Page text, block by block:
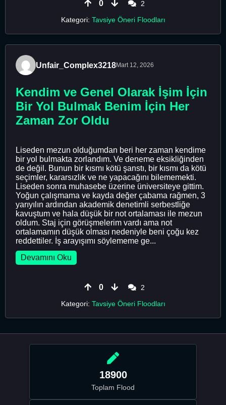
0
2
Kategori: Tavsiye Öneri Floodları
Unfair_Complex3218Mart 12, 2026
Kendim ve Genel Olarak İşim İçin
Bir Yol Bulmak Benim İçin Her
Zaman Zor Oldu
Liseden mezun olduğumdan beri her zaman kendime
bir yol bulmakta zorlandım. Ve deneme eksikliğinden
de değil. Bunun bir kısmı kötü şanstı, bir kısmı da kötü
seçimler, kararsızlık ve ne yapacağını bilememekti.
Liseden sonra muhasebe üzerine üniversiteye gittim.
Yoğun çalışmama ve kayda değer çabama rağmen, 3
yarıyılın ardından akademik denetimli serbestliğe
kavuştum ve hala düşük bir not ortalaması ile mezun
oldum. Staj için görüşmelerim vardı ama not
ortalamamın düşük olması nedeniyle beni çoğu kez
reddettiler. İş arayışımı söylememe ge...
Devamını Oku
0
2
Kategori: Tavsiye Öneri Floodları
18900
Toplam Flood